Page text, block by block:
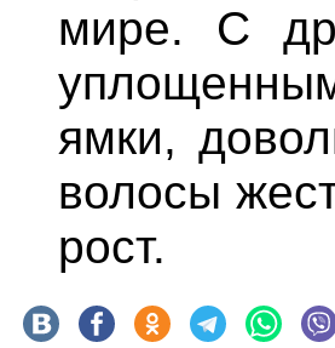
мире. С
ямки,
волосы
рост.